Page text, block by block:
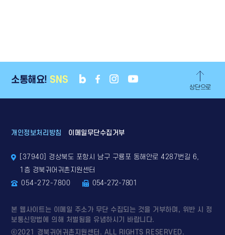
상단으로
소통해요! SNS
개인정보처리방침 이메일무단수집거부
[37940] 경상북도 포항시 남구 구룡포 동해안로 4287번길 6,
1층 경북귀어귀촌지원센터
054-272-7800
054-272-7801
본 웹사이트는 이메일 주소가 무단 수집되는 것을 거부하며, 위반 시 정
보통신망법에 의해 처벌됨을 유념하시기 바랍니다.
ⓒ2021 경북귀어귀촌지원센터. ALL RIGHTS RESERVED.